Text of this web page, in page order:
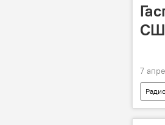
7
Радио